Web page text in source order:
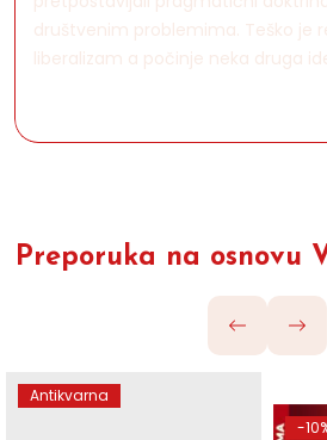
društvenim problemima. Teško je
liberalizam a počinje neka druga
Preporuka na osnovu
Antikvarna
-